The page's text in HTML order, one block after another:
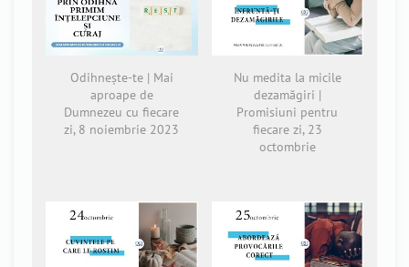
Odihnește-te | Mai
aproape de
Dumnezeu cu fiecare
zi, 8 noiembrie 2023
Nu medita la micile
dezamăgiri |
Promisiuni pentru
fiecare zi, 23
octombrie